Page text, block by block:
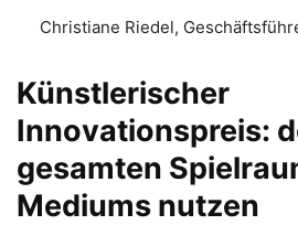
Christiane Riedel,
Künstlerischer
Innovationspreis:
gesamten
Mediums nutzen